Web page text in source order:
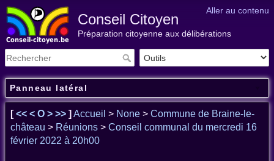
Aller au contenu
Conseil Citoyen
Préparation citoyenne aux délibérations
Panneau latéral
[<< < O > >> ] Accueil > None > Commune de Braine-le-
château > Réunions > Conseil communal du mercredi 16
février 2022 à 20h00